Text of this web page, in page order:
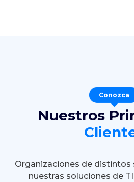
Conozca
Nuestros
Organizaciones de distintos
nuestras soluciones de